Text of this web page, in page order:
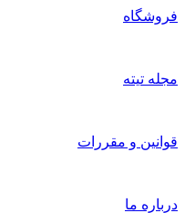
فروشگاه
مجله تیته
قوانین و مقررات
درباره ما